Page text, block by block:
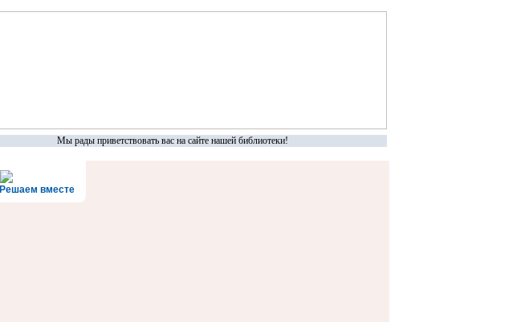
Мы рады приветствовать вас на сайте нашей библиотеки!
Решаем вместе